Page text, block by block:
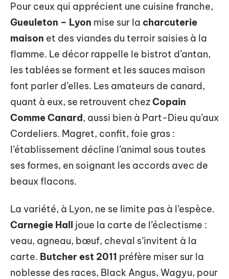
Pour ceux qui apprécient une cuisine franche,
Gueuleton – Lyon mise sur la charcuterie
maison et des viandes du terroir saisies à la
flamme. Le décor rappelle le bistrot d’antan,
les tablées se forment et les sauces maison
font parler d’elles. Les amateurs de canard,
quant à eux, se retrouvent chezCopain
Comme Canard, aussi bien à Part-Dieu qu’aux
Cordeliers. Magret, confit, foie gras :
l’établissement décline l’animal sous toutes
ses formes, en soignant les accords avec de
beaux flacons.
La variété, à Lyon, ne se limite pas à l’espèce.
Carnegie Hall joue la carte de l’éclectisme :
veau, agneau, bœuf, cheval s’invitent à la
carte. Butcher est 2011 préfère miser sur la
noblesse des races, Black Angus, Wagyu, pour